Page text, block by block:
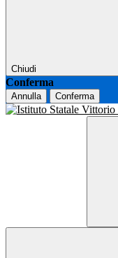
Chiudi
Conferma
Annulla Conferma